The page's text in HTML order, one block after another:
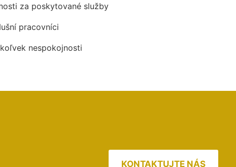
za poskytované služby
pracovníci
nespokojnosti
KONTAKTUJTE NÁS